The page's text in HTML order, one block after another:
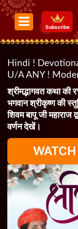
Subscribe
Hindi !
U/A ANY !
श्रीमद्भागवत कथा की
भगवान श्रीकृष्ण की
शिवम बापू जी महाराज
वर्णन देखें।